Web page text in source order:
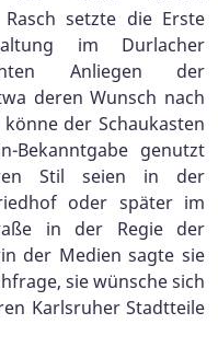
setzte die Erste
im Durlacher
Anliegen der
deren Wunsch nach
der Schaukasten
Bekanntgabe genutzt
Stil seien in der
oder später im
in der Regie der
der Medien sagte sie
sie wünsche sich
Karlsruher Stadtteile